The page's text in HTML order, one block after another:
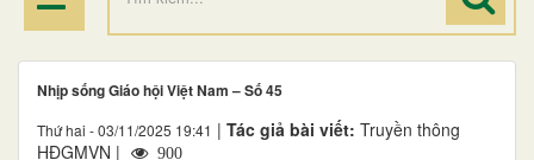
Nhịp sống Giáo hội Việt Nam – Số 45
Thứ hai - 03/11/2025 19:41 | Tác giả bài viết: Truyền thông
HĐGMVN |
900